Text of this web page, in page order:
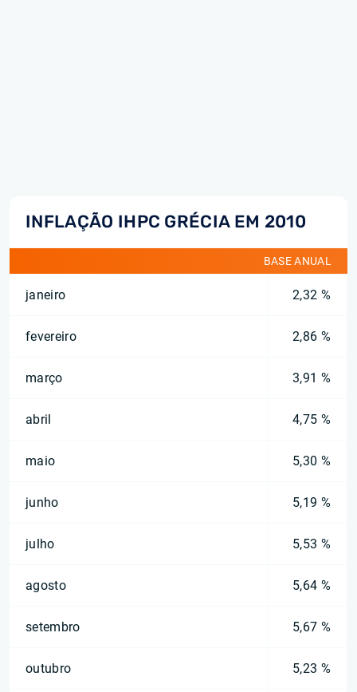
INFLAÇÃO IHPC GRÉCIA EM 2010
BASE ANUAL
janeiro 2,32 %
fevereiro 2,86 %
março 3,91 %
abril 4,75 %
maio 5,30 %
junho 5,19 %
julho 5,53 %
agosto 5,64 %
setembro 5,67 %
outubro 5,23 %